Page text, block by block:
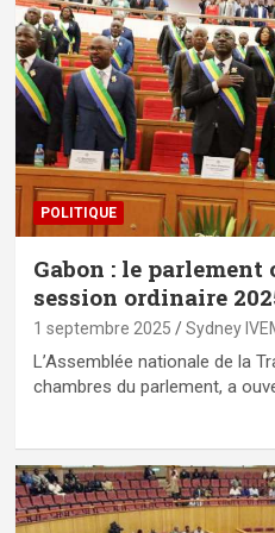
POLITIQUE
Gabon : le
session ordinaire
1 septembre 2025 Sydney
L’Assemblée nationale de la
chambres du parlement, a